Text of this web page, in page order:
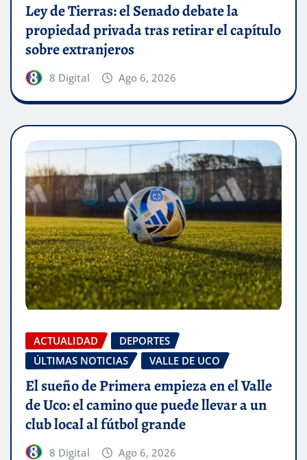
Ley de Tierras: el Senado debate la
propiedad privada tras retirar el capítulo
sobre extranjeros
8 Digital Ago 6, 2026
ACTUALIDAD
DEPORTES
ÚLTIMAS NOTICIAS
VALLE DE UCO
El sueño de Primera empieza en el Valle
de Uco: el camino que puede llevar a un
club local al fútbol grande
8 Digital Ago 6, 2026